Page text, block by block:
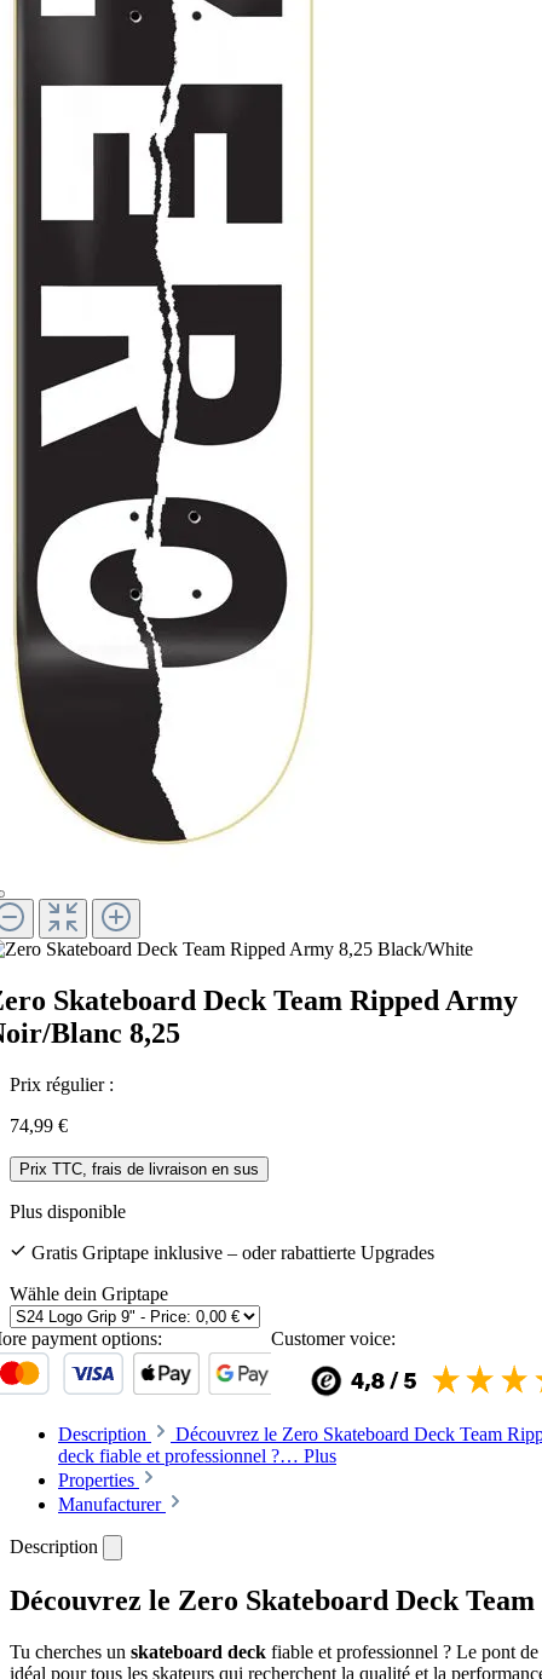
Skateboard Deck Team Ripped Army
Blanc 8,25
Prix régulier :
74,99 €
Prix TTC, frais de livraison en sus
Plus disponible
Gratis Griptape inklusive – oder rabattierte Upgrades
Wähle dein Griptape
payment options: Customer voice:
Description
Découvrez le Zero Skateboard Deck Team
deck fiable et professionnel ?… Plus
Properties
Manufacturer
Description
Découvrez le Zero Skateboard Deck
Tu cherches un skateboard deck fiable et professionnel ? Le pont
idéal pour tous les skateurs qui recherchent la qualité et la